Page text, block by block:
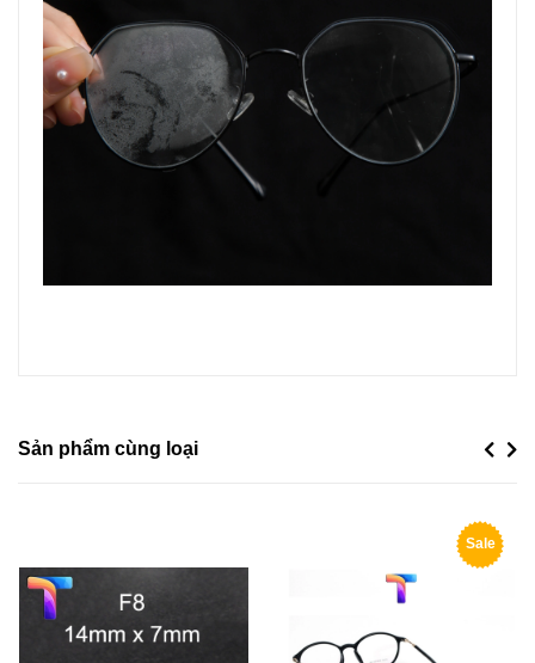
Sản phẩm cùng loại Previous
Sale
Next